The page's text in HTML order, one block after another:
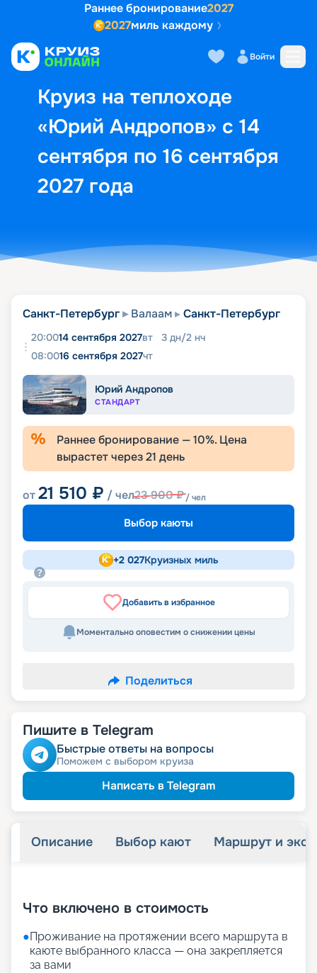
Раннее бронирование2027
2027миль каждому
Войти
Круиз на теплоходе
«Юрий Андропов» с 14
сентября по 16 сентября
2027 года
Выбор кают Маршрут и
Санкт-Петербург Валаам Санкт-Петербург
20:0014 сентября 2027вт 3 дн/2 нч
08:0016 сентября 2027чт
Юрий Андропов
СТАНДАРТ
Раннее бронирование —10%. Цена
вырастет через21 день
от21 510 ₽ / чел23 900₽/ чел
Выбор каюты
+2 027Круизных миль
Добавить в избранное
Моментально оповестим о снижении цены
Поделиться
Пишите в Telegram
Быстрые ответы на вопросы
Поможем с выбором круиза
Написать в Telegram
Описание Выбор кают Маршрут и
Что включено в стоимость
●Проживание на протяжении всего маршрута в
каюте выбранного класса — она закрепляется
за вами